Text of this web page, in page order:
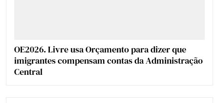
OE2026. Livre usa Orçamento para dizer que
imigrantes compensam contas da Administração
Central